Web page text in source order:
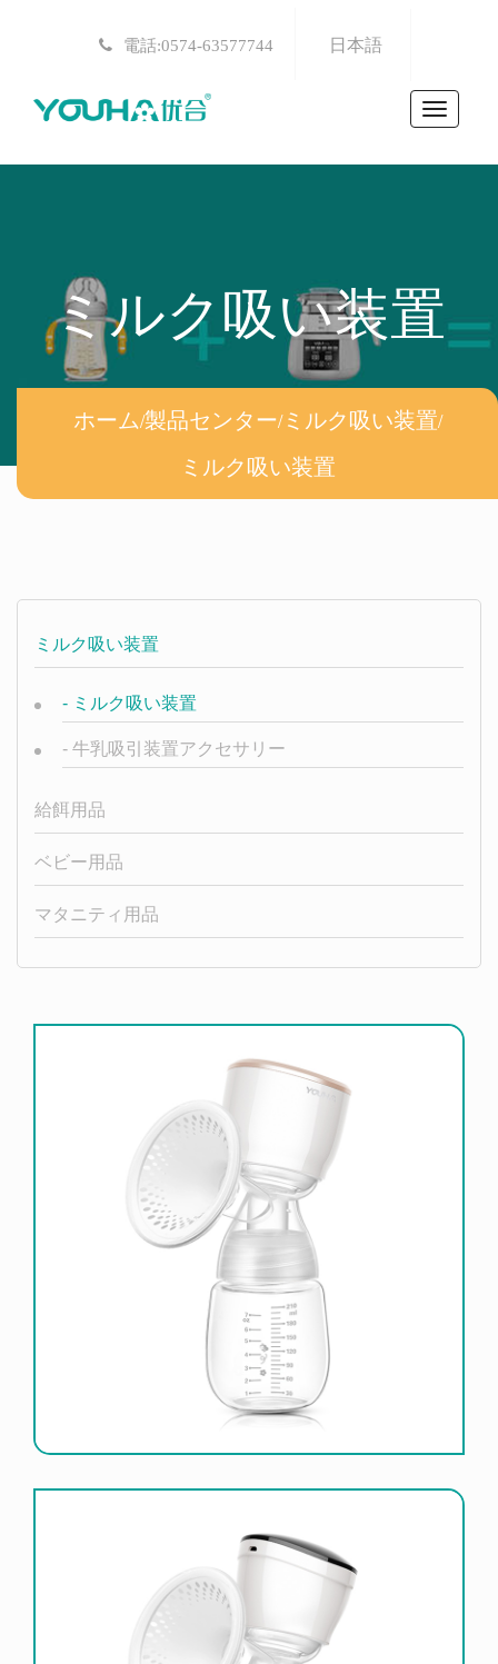
電話:0574-63577744 日本語
Toggle
ミルク吸い装置
ホーム/製品センター/ミルク吸い装置/
ミルク吸い装置
ミルク吸い装置
- ミルク吸い装置
- 牛乳吸引装置アクセサリー
給餌用品
ベビー用品
マタニティ用品